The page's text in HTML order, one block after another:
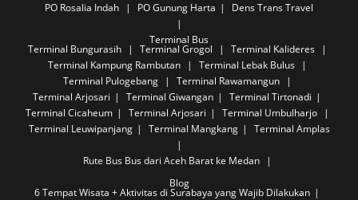
PO Rosalia Indah
PO Gunung Harta Dens Trans Travel
Terminal Bus
Terminal Bungurasih Terminal Grogol
Terminal Kalideres
Terminal Kampung Rambutan
Terminal Lebak Bulus
Terminal Pulogebang
Terminal Rawamangun
Terminal Arjosari
Terminal Giwangan
Terminal Tirtonadi
Terminal Cicaheum
Terminal Arjosari
Terminal Umbulharjo
Terminal Leuwipanjang
Terminal Mangkang Terminal Amplas
Rute Bus Bus dari Aceh Barat ke Medan
Blog
6 Tempat Wisata + Aktivitas di Surabaya yang Wajib Dilakukan